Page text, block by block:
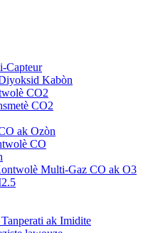
Capteur
Kabòn
CO2
CO2
ak Ozòn
CO
Multi-Gaz CO ak O3
ak Imidite